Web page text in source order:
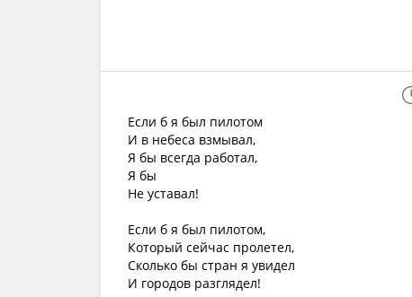
Если б я был пилотом
И в небеса взмывал,
Я бы всегда работал,
Я бы
Не уставал!
Если б я был пилотом,
Который сейчас пролетел,
Сколько бы стран я увидел
И городов разглядел!